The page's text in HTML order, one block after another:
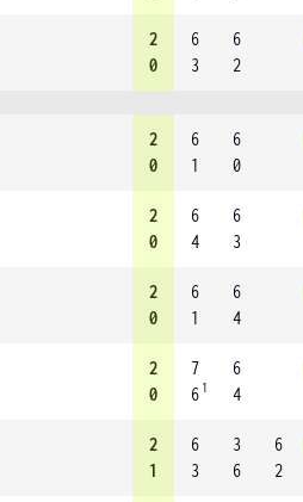
2
0
6
3
6
2
2
0
6
1
6
0
2
0
6
4
6
3
2
0
6
1
6
4
2
0
7
6 1
6
4
2
1
6
3
3
6
6
2